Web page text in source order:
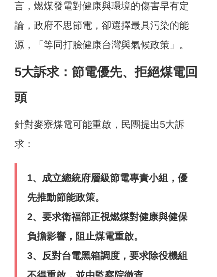
言，燃煤發電對健康與環境的傷害早有定
論，政府不思節電，卻選擇最具污染的能
源，「等同打臉健康台灣與氣候政策」。
5大訴求：節電優先、拒絕煤電回
頭
針對麥寮煤電可能重啟，民團提出5大訴
求：
1、成立總統府層級節電專責小組，優
先推動節能政策。
2、要求衛福部正視燃煤對健康與健保
負擔影響，阻止煤電重啟。
3、反對台電黑箱調度，要求除役機組